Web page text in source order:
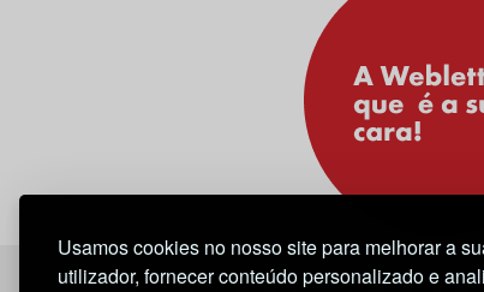
Usamos cookies no nosso site para melhorar a
utilizador, fornecer conteúdo personalizado e